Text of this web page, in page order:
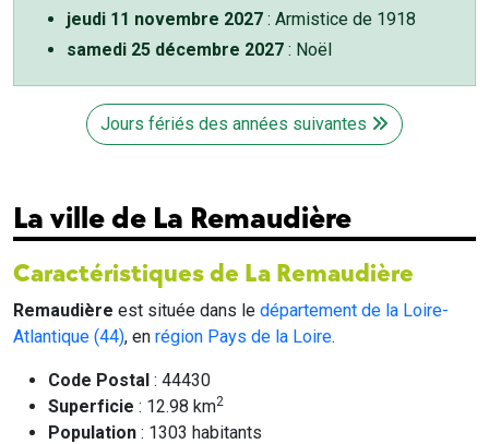
jeudi 11 novembre 2027 : Armistice de 1918
samedi 25 décembre 2027 : Noël
Jours fériés des années suivantes
La ville de La Remaudière
Caractéristiques de La Remaudière
Remaudière est située dans le département de la Loire-
Atlantique (44), en région Pays de la Loire.
Code Postal : 44430
Superficie : 12.98 km2
Population : 1303 habitants